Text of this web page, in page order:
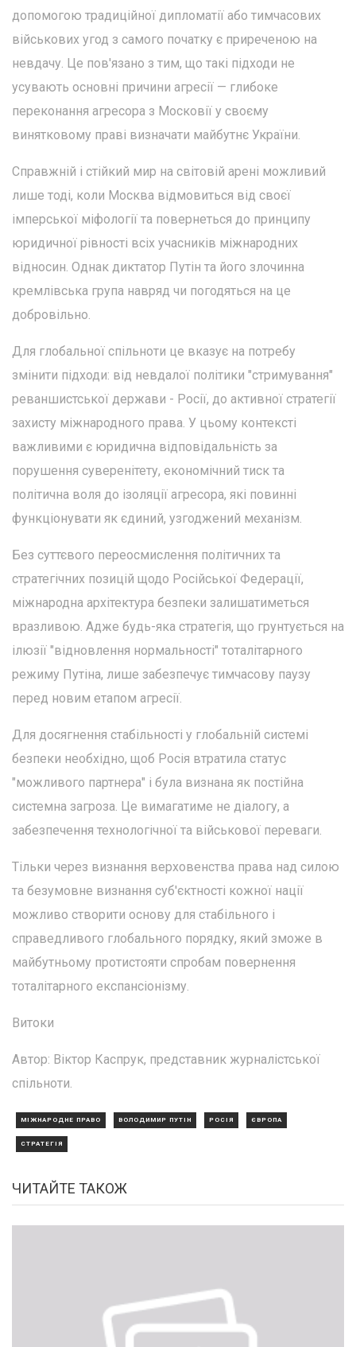
допомогою традиційної дипломатії або тимчасових
військових угод з самого початку є приреченою на
невдачу. Це пов'язано з тим, що такі підходи не
усувають основні причини агресії — глибоке
переконання агресора з Московії у своєму
винятковому праві визначати майбутнє України.
Справжній і стійкий мир на світовій арені можливий
лише тоді, коли Москва відмовиться від своєї
імперської міфології та повернеться до принципу
юридичної рівності всіх учасників міжнародних
відносин. Однак диктатор Путін та його злочинна
кремлівська група навряд чи погодяться на це
добровільно.
Для глобальної спільноти це вказує на потребу
змінити підходи: від невдалої політики "стримування"
реваншистської держави - Росії, до активної стратегії
захисту міжнародного права. У цьому контексті
важливими є юридична відповідальність за
порушення суверенітету, економічний тиск та
політична воля до ізоляції агресора, які повинні
функціонувати як єдиний, узгоджений механізм.
Без суттєвого переосмислення політичних та
стратегічних позицій щодо Російської Федерації,
міжнародна архітектура безпеки залишатиметься
вразливою. Адже будь-яка стратегія, що грунтується на
ілюзії "відновлення нормальності" тоталітарного
режиму Путіна, лише забезпечує тимчасову паузу
перед новим етапом агресії.
Для досягнення стабільності у глобальній системі
безпеки необхідно, щоб Росія втратила статус
"можливого партнера" і була визнана як постійна
системна загроза. Це вимагатиме не діалогу, а
забезпечення технологічної та військової переваги.
Тільки через визнання верховенства права над силою
та безумовне визнання суб'єктності кожної нації
можливо створити основу для стабільного і
справедливого глобального порядку, який зможе в
майбутньому протистояти спробам повернення
тоталітарного експансіонізму.
Витоки
Автор: Віктор Каспрук, представник журналістської
спільноти.
МІЖНАРОДНЕ ПРАВО ВОЛОДИМИР ПУТІН РОСІЯ ЄВРОПА
СТРАТЕГІЯ
ЧИТАЙТЕ ТАКОЖ